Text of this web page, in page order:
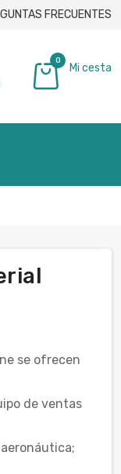
FRECUENTES
0
Mi cesta
se ofrecen
de ventas